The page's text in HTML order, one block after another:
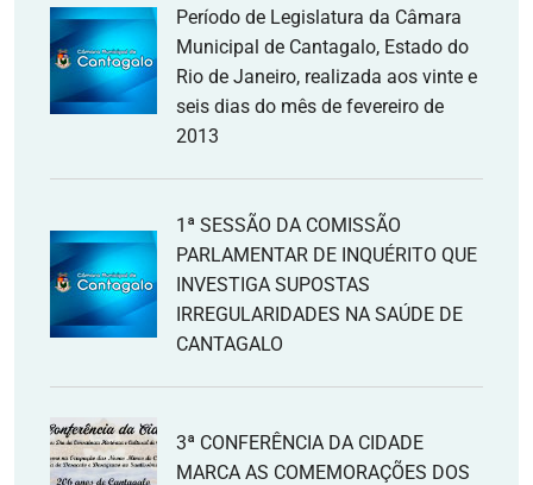
Período de Legislatura da Câmara
Municipal de Cantagalo, Estado do
Rio de Janeiro, realizada aos vinte e
seis dias do mês de fevereiro de
2013
1ª SESSÃO DA COMISSÃO
PARLAMENTAR DE INQUÉRITO QUE
INVESTIGA SUPOSTAS
IRREGULARIDADES NA SAÚDE DE
CANTAGALO
3ª CONFERÊNCIA DA CIDADE
MARCA AS COMEMORAÇÕES DOS